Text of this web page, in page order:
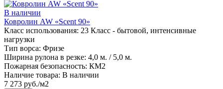
В наличии
Ковролин AW «Scent 90»
Класс использования: 23 Класс - бытовой, интенсивные
нагрузки
Тип ворса: Фризе
Ширина рулона в резке: 4,0 м. / 5,0 м.
Пожарная безопасность: КМ2
Наличие товара: В наличии
7 273 руб./м2